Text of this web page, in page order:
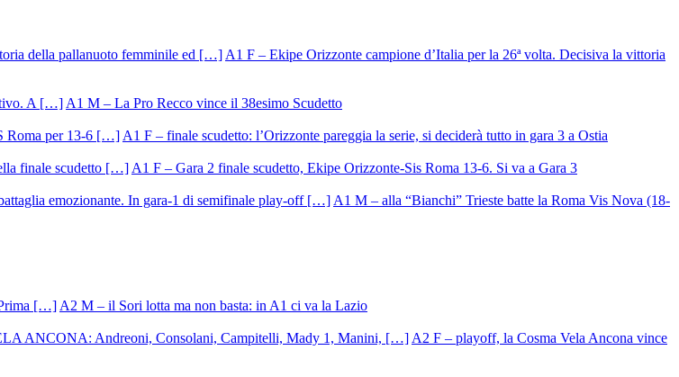
A1 F – Ekipe Orizzonte campione d’Italia per la 26ª volta. Decisiva la vittoria
A1 M – La Pro Recco vince il 38esimo Scudetto
A1 F – finale scudetto: l’Orizzonte pareggia la serie, si deciderà tutto in gara 3 a Ostia
A1 F – Gara 2 finale scudetto, Ekipe Orizzonte-Sis Roma 13-6. Si va a Gara 3
A1 M – alla “Bianchi” Trieste batte la Roma Vis Nova (18-
A2 M – il Sori lotta ma non basta: in A1 ci va la Lazio
A2 F – playoff, la Cosma Vela Ancona vince